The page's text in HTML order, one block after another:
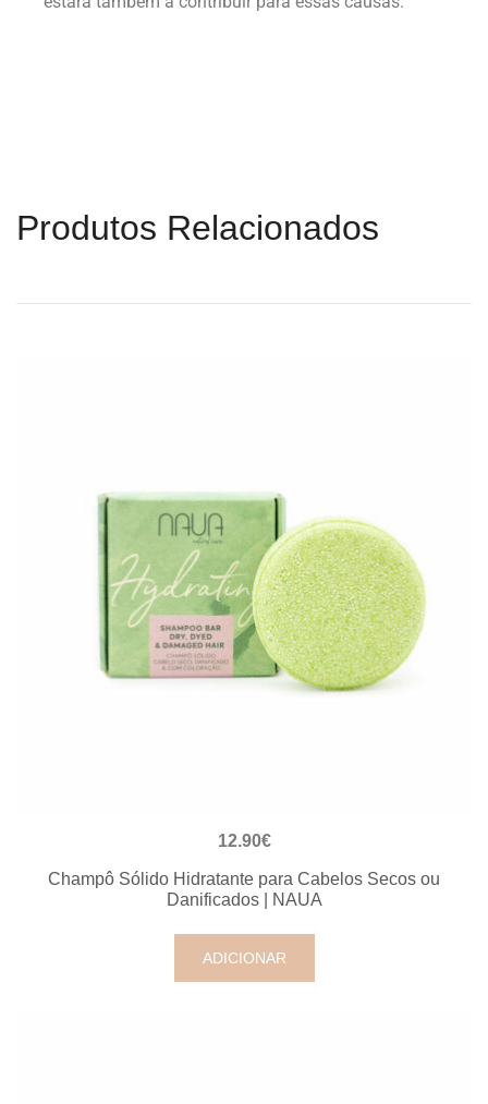
Produtos Relacionados
VISUALIZAÇÃO RÁPIDA
12.90€
Champô Sólido Hidratante para Cabelos Secos ou
Danificados | NAUA
ADICIONAR